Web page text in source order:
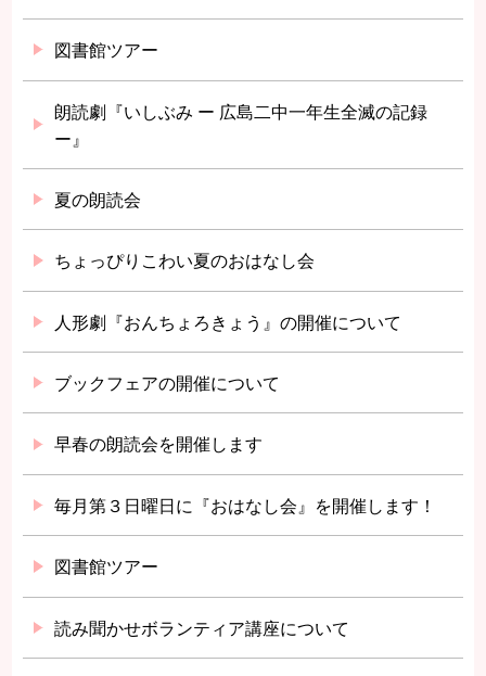
図書館ツアー
朗読劇『いしぶみ ー 広島二中一年生全滅の記録
ー』
夏の朗読会
ちょっぴりこわい夏のおはなし会
人形劇『おんちょろきょう』の開催について
ブックフェアの開催について
早春の朗読会を開催します
毎月第３日曜日に『おはなし会』を開催します！
図書館ツアー
読み聞かせボランティア講座について